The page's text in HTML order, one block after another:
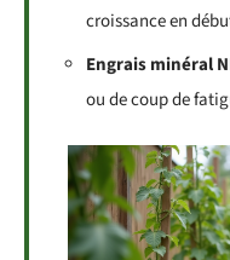
croissance en
Engrais minéral
ou de coup de